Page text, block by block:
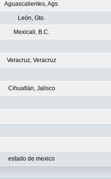
Aguascalientes, Ags.
León, Gto.
Mexicali, B.C.
Veracruz, Veracruz
Cihuatlán, Jalisco
estado de mexico